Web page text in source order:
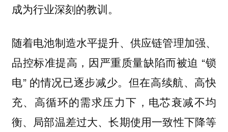
成为行业深刻的教训。
随着电池制造水平提升、供应链管理加强、
品控标准提高，因严重质量缺陷而被迫 “锁
电” 的情况已逐步减少。但在高续航、高快
充、高循环的需求压力下，电芯衰减不均
衡、局部温差过大、长期使用一致性下降等